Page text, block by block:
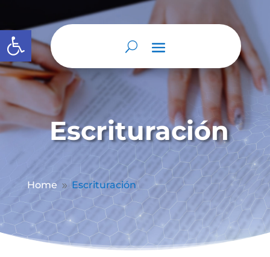
Abrir barra de herramientas
Escrituración
Home 9 Escrituración